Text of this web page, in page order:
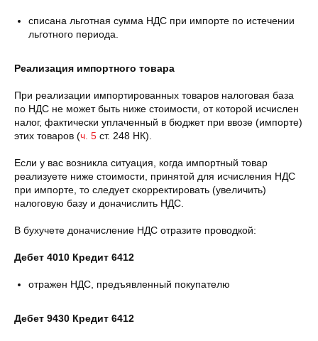
списана льготная сумма НДС при импорте по истечении
льготного периода.
Реализация импортного товара
При реализации импортированных товаров налоговая база
по НДС не может быть ниже стоимости, от которой исчислен
налог, фактически уплаченный в бюджет при ввозе (импорте)
этих товаров (ч. 5 ст. 248 НК).
Если у вас возникла ситуация, когда импортный товар
реализуете ниже стоимости, принятой для исчисления НДС
при импорте, то следует скорректировать (увеличить)
налоговую базу и доначислить НДС.
В бухучете доначисление НДС отразите проводкой:
Дебет 4010 Кредит 6412
отражен НДС, предъявленный покупателю
Дебет 9430 Кредит 6412